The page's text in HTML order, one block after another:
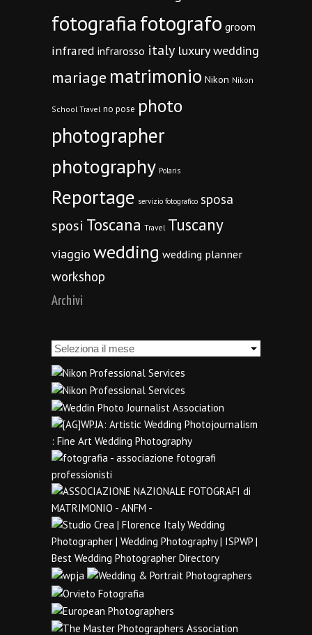
fotografiafotografo groom
infrared infrarosso italy luxury wedding
mariage matrimonio Nikon Nikon
School Travel no pose photo
photographer
photography Polaris
Reportage servizio fotografico sposa
sposi Toscana Travel Tuscany
viaggio wedding wedding planner
workshop
Archivi
Archivi